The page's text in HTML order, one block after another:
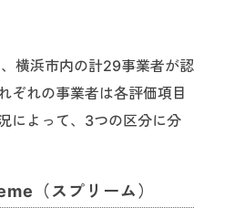
横浜市内の計29事業者が認
ぞれの事業者は各評価項目
によって、3つの区分に分
（スプリーム）